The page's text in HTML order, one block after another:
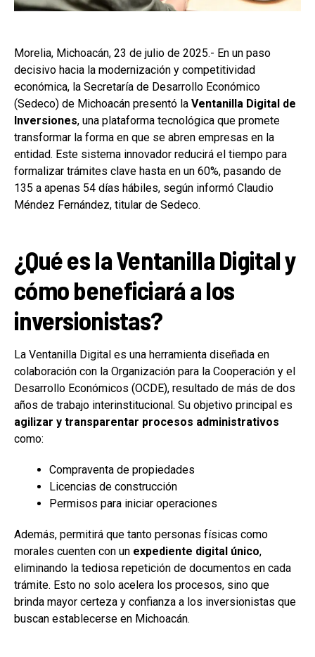
Morelia, Michoacán, 23 de julio de 2025.- En un paso
decisivo hacia la modernización y competitividad
económica, la Secretaría de Desarrollo Económico
(Sedeco) de Michoacán presentó la Ventanilla Digital de
Inversiones, una plataforma tecnológica que promete
transformar la forma en que se abren empresas en la
entidad. Este sistema innovador reducirá el tiempo para
formalizar trámites clave hasta en un 60%, pasando de
135 a apenas 54 días hábiles, según informó Claudio
Méndez Fernández, titular de Sedeco.
¿Qué es la Ventanilla Digital y
cómo beneficiará a los
inversionistas?
La Ventanilla Digital es una herramienta diseñada en
colaboración con la Organización para la Cooperación y el
Desarrollo Económicos (OCDE), resultado de más de dos
años de trabajo interinstitucional. Su objetivo principal es
agilizar y transparentar procesos administrativos
como:
Compraventa de propiedades
Licencias de construcción
Permisos para iniciar operaciones
Además, permitirá que tanto personas físicas como
morales cuenten con un expediente digital único,
eliminando la tediosa repetición de documentos en cada
trámite. Esto no solo acelera los procesos, sino que
brinda mayor certeza y confianza a los inversionistas que
buscan establecerse en Michoacán.